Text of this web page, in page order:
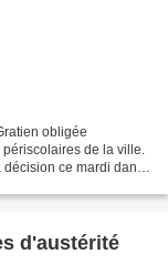
obligée
périscolaires de la ville.
décision ce mardi dans
d'austérité